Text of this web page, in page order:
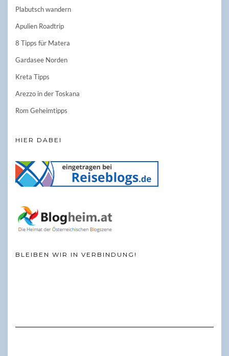
Plabutsch wandern
Apulien Roadtrip
8 Tipps für Matera
Gardasee Norden
Kreta Tipps
Arezzo in der Toskana
Rom Geheimtipps
HIER DABEI
BLEIBEN WIR IN VERBINDUNG!